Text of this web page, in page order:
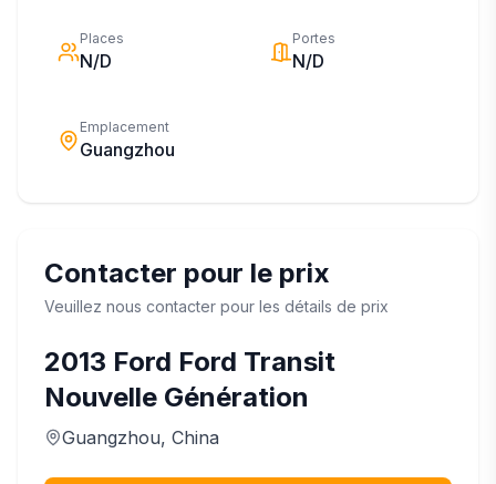
Places
N/D
Portes
N/D
Emplacement
Guangzhou
Contacter pour le prix
Veuillez nous contacter pour les détails de prix
2013 Ford Ford Transit
Nouvelle Génération
Guangzhou, China